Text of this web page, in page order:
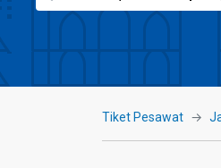
Tiket Pesawat